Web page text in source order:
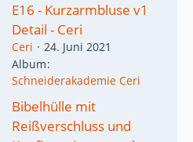
E16 - Kurzarmbluse v1
Detail - Ceri
Ceri
24. Juni 2021
Album
Schneiderakademie Ceri
Bibelhülle mit
Reißverschluss und